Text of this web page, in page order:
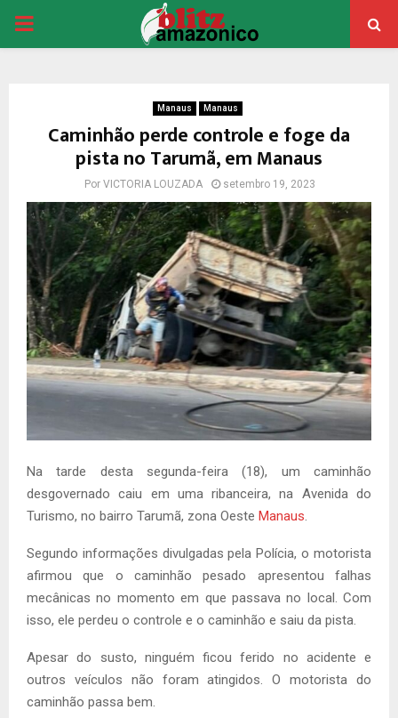
PRIMARY
Manaus Manaus
Caminhão perde controle e foge da
pista no Tarumã, em Manaus
Por VICTORIA LOUZADA setembro 19, 2023
Na tarde desta segunda-feira (18), um caminhão
desgovernado caiu em uma ribanceira, na Avenida do
Turismo, no bairro Tarumã, zona Oeste Manaus
Segundo informações divulgadas pela Polícia, o motorista
afirmou que o caminhão pesado apresentou falhas
mecânicas no momento em que passava no local. Com
isso, ele perdeu o controle e o caminhão e saiu da pista.
Apesar do susto, ninguém ficou ferido no acidente e
outros veículos não foram atingidos. O motorista do
caminhão passa bem.